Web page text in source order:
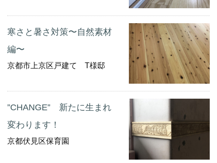
寒さと暑さ対策〜自然素材
編〜
京都市上京区戸建て T様邸
”CHANGE” 新たに生まれ
変わります！
京都伏見区保育園